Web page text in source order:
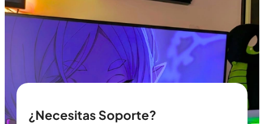
¿Necesitas Soporte?